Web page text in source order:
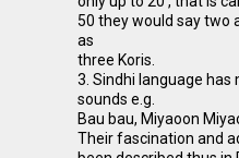
50 they would say two
as
three Koris.
3. Sindhi language
sounds e.g.
Bau bau, Miyaoon
Their fascination and